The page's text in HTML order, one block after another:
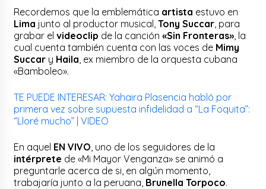
Recordemos que la emblemática artista estuvo en
Lima junto al productor musical,Tony Succar , para
grabar elvideoclip de la canción«Sin Fronteras» , la
cual cuenta también cuenta con las voces de Mimy
Succar y Haila , ex miembro de la orquesta cubana
«Bamboleo».
TE PUEDE INTERESAR: Yahaira Plasencia habló por
primera vez sobre supuesta infidelidad a “La Foquita”:
“Lloré mucho” | VIDEO
En aquel EN VIVO , uno de los seguidores de la
intérprete de «Mi Mayor Venganza» se animó a
preguntarle acerca de si, en algún momento,
trabajaría junto a la peruana, Brunella Torpoco.